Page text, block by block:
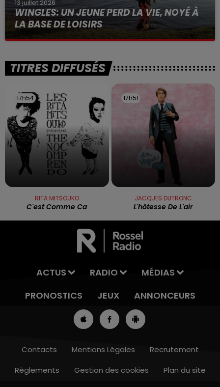
7h00 - 10h00
13 juillet 2026
WINGLES: UN JEUNE PERD LA VIE, NOYÉ À
LA BASE DE LOISIRS
La victime a coulé à pic
TITRES DIFFUSÉS
17h54
17h54
RITA MITSOUKO
C'est Comme Ca
17h51
17h51
JACQUES DUTRONC
L'hôtesse De L'air
ACTUS RADIO
MÉDIAS
PRONOSTICS
JEUX ANNONCEURS
Contacts Mentions Légales
Recrutement
Règlements
Gestion des cookies Plan du site